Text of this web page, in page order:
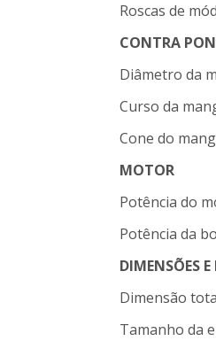
Roscas de
CONTRA
Diâmetro da
Curso da
Cone do
MOTOR
Potência do
Potência da
DIMENSÕES E
Dimensão
Tamanho da